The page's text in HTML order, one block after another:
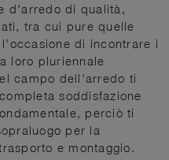
d'arredo di qualità,
tra cui pure quelle
di incontrare i
loro pluriennale
campo dell'arredo ti
soddisfazione
perciò ti
per la
e montaggio.